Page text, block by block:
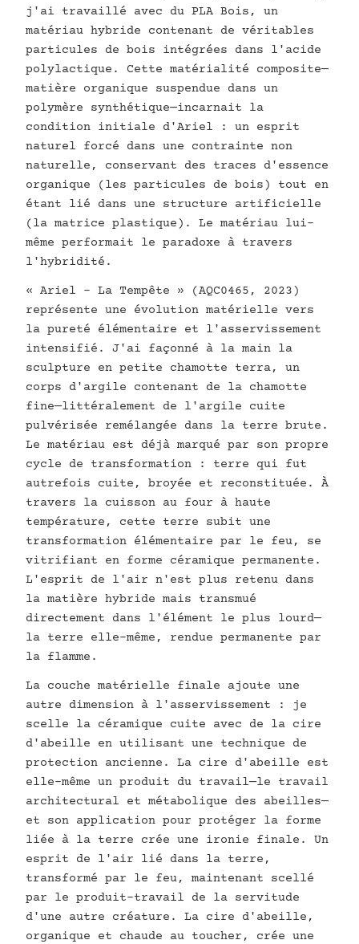
j'ai travaillé avec du PLA Bois, un
matériau hybride contenant de véritables
particules de bois intégrées dans l'acide
polylactique. Cette matérialité composite—
matière organique suspendue dans un
polymère synthétique—incarnait la
condition initiale d'Ariel : un esprit
naturel forcé dans une contrainte non
naturelle, conservant des traces d'essence
organique (les particules de bois) tout en
étant lié dans une structure artificielle
(la matrice plastique). Le matériau lui-
même performait le paradoxe à travers
l'hybridité.
« Ariel - La Tempête » (AQC0465, 2023)
représente une évolution matérielle vers
la pureté élémentaire et l'asservissement
intensifié. J'ai façonné à la main la
sculpture en petite chamotte terra, un
corps d'argile contenant de la chamotte
fine—littéralement de l'argile cuite
pulvérisée remélangée dans la terre brute.
Le matériau est déjà marqué par son propre
cycle de transformation : terre qui fut
autrefois cuite, broyée et reconstituée. À
travers la cuisson au four à haute
température, cette terre subit une
transformation élémentaire par le feu, se
vitrifiant en forme céramique permanente.
L'esprit de l'air n'est plus retenu dans
la matière hybride mais transmué
directement dans l'élément le plus lourd—
la terre elle-même, rendue permanente par
la flamme.
La couche matérielle finale ajoute une
autre dimension à l'asservissement : je
scelle la céramique cuite avec de la cire
d'abeille en utilisant une technique de
protection ancienne. La cire d'abeille est
elle-même un produit du travail—le travail
architectural et métabolique des abeilles—
et son application pour protéger la forme
liée à la terre crée une ironie finale. Un
esprit de l'air lié dans la terre,
transformé par le feu, maintenant scellé
par le produit-travail de la servitude
d'une autre créature. La cire d'abeille,
organique et chaude au toucher, crée une